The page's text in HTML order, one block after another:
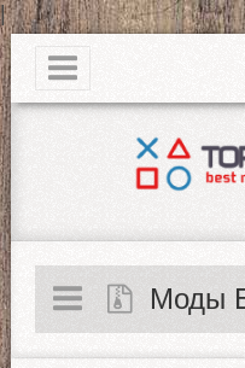
|
Моды